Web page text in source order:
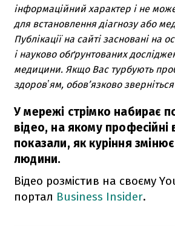
інформаційний характер і не
для встановлення діагнозу або
Публікації на сайті засновані на
і науково обґрунтованих
медицини. Якщо Вас турбують
здоровʼям, обов’язково
У мережі стрімко набирає
відео, на якому професійні
показали, як куріння змінює
людини.
Відео розмістив на своєму
портал Business Insider.